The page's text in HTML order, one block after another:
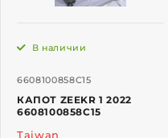
6608100858C15
В наличии
КАПОТ ZEEKR 1 2022
6608100858C15
Taiwan